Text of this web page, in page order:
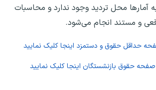
آمارها محل تردید وجود ندارد و محاسبات
و مستند انجام می‌شود.
حداقل حقوق و دستمزد اینجا کلیک نمایید
صفحه حقوق بازنشستگان اینجا کلیک نمایید